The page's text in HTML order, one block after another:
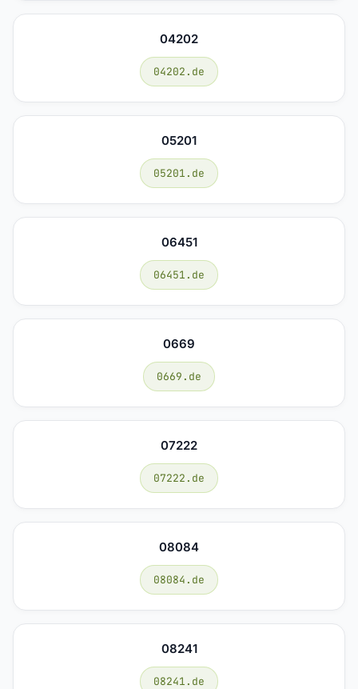
04202
04202.de
05201
05201.de
06451
06451.de
0669
0669.de
07222
07222.de
08084
08084.de
08241
08241.de